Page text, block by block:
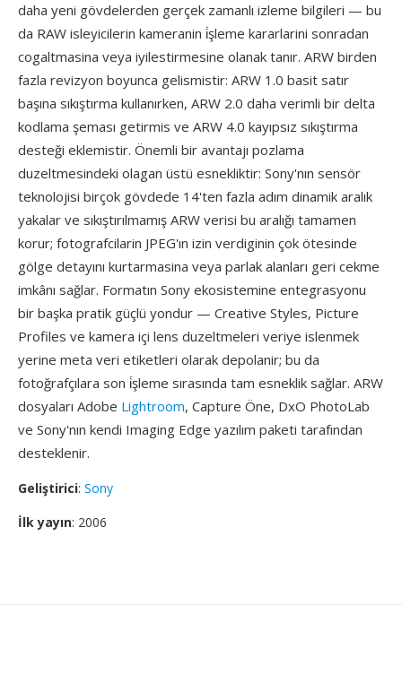
daha yeni gövdelerden gerçek zamanlı izleme bilgileri — bu
da RAW isleyicilerin kameranin i̇şleme kararlarini sonradan
cogaltmasina veya iyilestirmesine olanak tanır. ARW birden
fazla revizyon boyunca gelismistir: ARW 1.0 basit satır
başına sıkıştırma kullanırken, ARW 2.0 daha verimli bir delta
kodlama şeması getirmis ve ARW 4.0 kayıpsız sıkıştırma
desteği eklemistir. Önemli bir avantajı pozlama
duzeltmesindeki olagan üstü esnekliktir: Sony'nın sensör
teknolojisi birçok gövdede 14'ten fazla adım dinamik aralık
yakalar ve sıkıştırılmamış ARW verisi bu aralığı tamamen
korur; fotografcilarin JPEG'ın izin verdiginin çok ötesinde
gölge detayını kurtarmasina veya parlak alanları geri cekme
imkânı sağlar. Formatın Sony ekosistemine entegrasyonu
bir başka pratik güçlü yondur — Creative Styles, Picture
Profiles ve kamera içi lens duzeltmeleri veriye islenmek
yerine meta veri etiketleri olarak depolanir; bu da
fotoğrafçılara son i̇şleme sırasında tam esneklik sağlar. ARW
dosyaları Adobe Lightroom, Capture Öne, DxO PhotoLab
ve Sony'nın kendi Imaging Edge yazılım paketi tarafından
desteklenir.
Geliştirici: Sony
İlk yayın: 2006